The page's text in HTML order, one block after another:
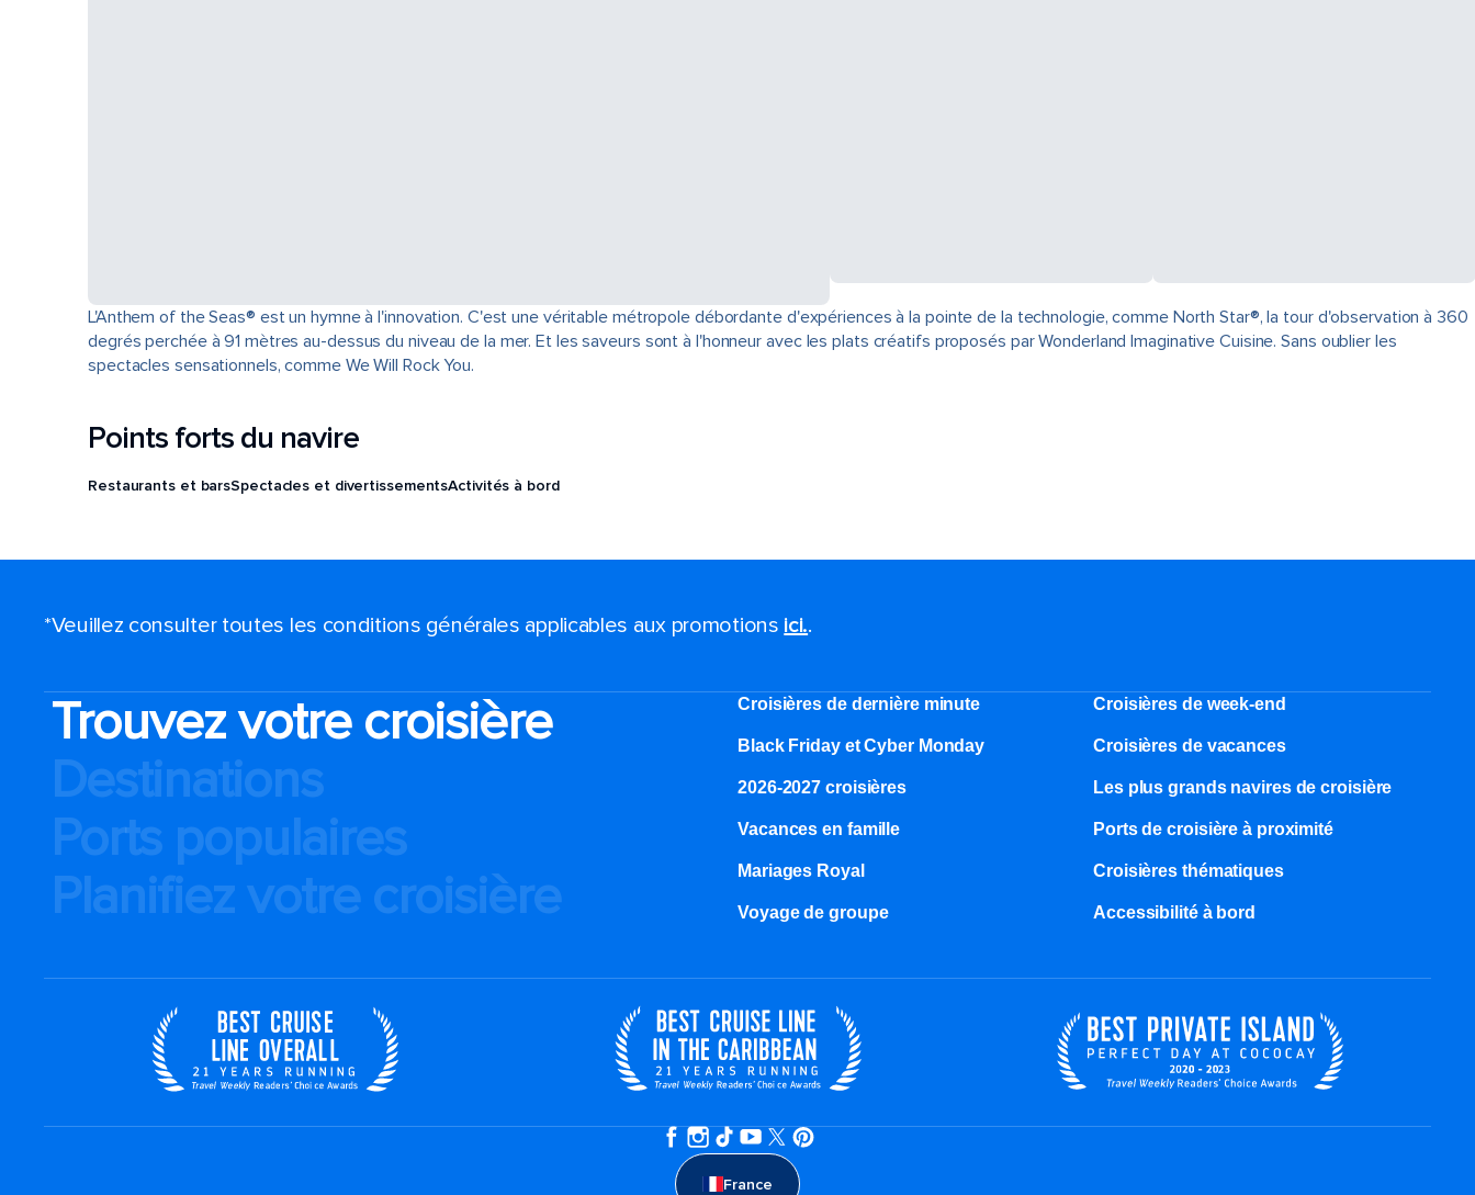
L'Anthem of the Seas® est un hymne à l'innovation. C'est une véritable métropole débordante d'expériences à la pointe de la technologie, comme North Star®, la tour d'observation à 360
degrés perchée à 91 mètres au-dessus du niveau de la mer. Et les saveurs sont à l'honneur avec les plats créatifs proposés par Wonderland Imaginative Cuisine. Sans oublier les
spectacles sensationnels, comme We Will Rock You.
Points forts du navire
Restaurants et barsSpectacles et divertissementsActivités à bord
*Veuillez consulter toutes les conditions générales applicables aux promotions ici..
Trouvez votre croisière
Destinations
Ports populaires
Planifiez votre croisière
Croisières de dernière minute Croisières de week-end
Black Friday et Cyber Monday Croisières de vacances
2026-2027 croisières Les plus grands navires de croisière
Vacances en famille Ports de croisière à proximité
Mariages Royal Croisières thématiques
Voyage de groupe​ Accessibilité à bord​
France